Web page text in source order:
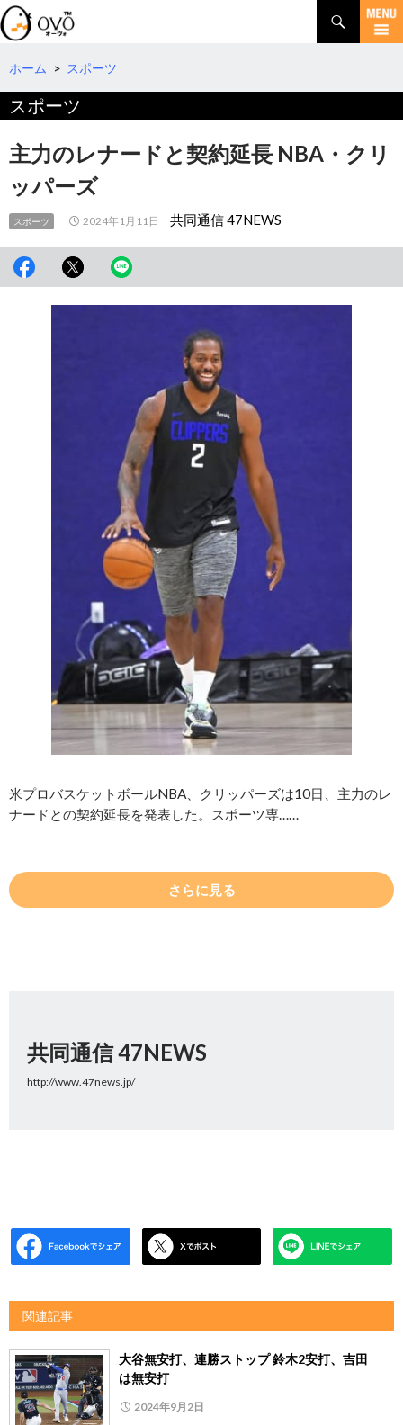
検
索
コ
テ
へ
動
ホーム > スポーツ
スポーツ
主力のレナードと契約延長 NBA・クリ
ッパーズ
スポーツ 2024年1月11日 共同通信 47NEWS
米プロバスケットボールNBA、クリッパーズは10日、主力のレ
ナードとの契約延長を発表した。スポーツ専……
さらに見る
共同通信 47NEWS
http://www.47news.jp/
関連記事
大谷無安打、連勝ストップ 鈴木2安打、吉田
は無安打
2024年9月2日